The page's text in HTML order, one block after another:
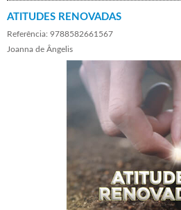
ATITUDES RENOVADAS
Referência: 9788582661567
Joanna de Ângelis